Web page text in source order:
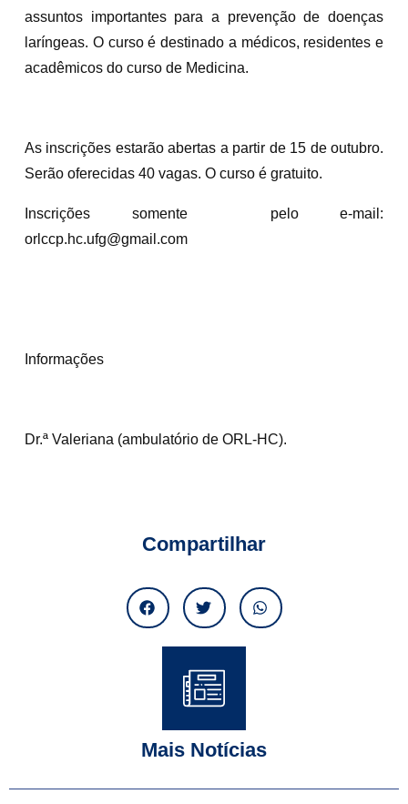
assuntos importantes para a prevenção de doenças
laríngeas. O curso é destinado a médicos, residentes e
acadêmicos do curso de Medicina.
As inscrições estarão abertas a partir de 15 de outubro.
Serão oferecidas 40 vagas. O curso é gratuito.
Inscrições somente pelo e-mail:
orlccp.hc.ufg@gmail.com
Informações
Dr.ª Valeriana (ambulatório de ORL-HC).
Compartilhar
Mais Notícias